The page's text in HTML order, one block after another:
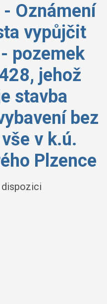
Oznámení
vypůjčit
pozemek
jehož
stavba
bez
v k.ú.
Plzence
dispozici